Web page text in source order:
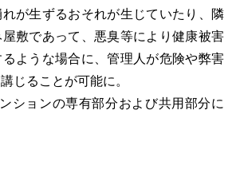
が生ずるおそれが生じていたり、隣
敷であって、悪臭等により健康被害
ような場合に、管理人が危険や弊害
じることが可能に。
ションの専有部分および共用部分に